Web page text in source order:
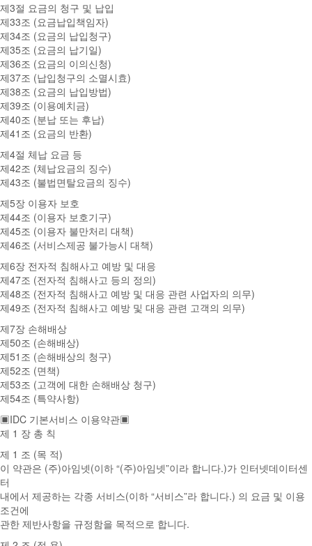
제3절 요금의 청구 및 납입
제33조 (요금납입책임자)
제34조 (요금의 납입청구)
제35조 (요금의 납기일)
제36조 (요금의 이의신청)
제37조 (납입청구의 소멸시효)
제38조 (요금의 납입방법)
제39조 (이용예치금)
제40조 (분납 또는 후납)
제41조 (요금의 반환)
제4절 체납 요금 등
제42조 (체납요금의 징수)
제43조 (불법면탈요금의 징수)
제5장 이용자 보호
제44조 (이용자 보호기구)
제45조 (이용자 불만처리 대책)
제46조 (서비스제공 불가능시 대책)
제6장 전자적 침해사고 예방 및 대응
제47조 (전자적 침해사고 등의 정의)
제48조 (전자적 침해사고 예방 및 대응 관련 사업자의 의무)
제49조 (전자적 침해사고 예방 및 대응 관련 고객의 의무)
제7장 손해배상
제50조 (손해배상)
제51조 (손해배상의 청구)
제52조 (면책)
제53조 (고객에 대한 손해배상 청구)
제54조 (특약사항)
▣IDC 기본서비스 이용약관▣
제 1 장 총 칙
제 1 조 (목 적)
이 약관은 (주)아임넷(이하 “(주)아임넷”이라 합니다.)가 인터넷데이터센
터
내에서 제공하는 각종 서비스(이하 “서비스”라 합니다.) 의 요금 및 이용
조건에
관한 제반사항을 규정함을 목적으로 합니다.